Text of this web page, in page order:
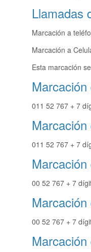
Llamadas
Marcación a
Marcación a
Esta marcación
011 52 767 + 7
011 52 767 + 7
00 52 767 + 7
00 52 767 + 7